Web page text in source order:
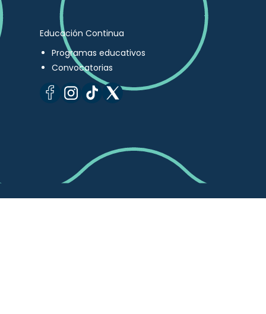
Educación Continua
Programas educativos
Convocatorias